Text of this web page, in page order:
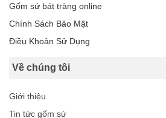
Gốm sứ bát tràng online
Chính Sách Bảo Mật
Điều Khoản Sử Dụng
Về chúng tôi
Giới thiệu
Tin tức gốm sứ